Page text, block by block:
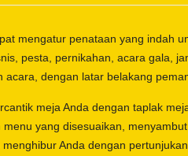
mengatur penataan yang indah
pesta, pernikahan, acara gala,
acara, dengan latar belakang
meja Anda dengan taplak
menu yang disesuaikan,
Anda dengan